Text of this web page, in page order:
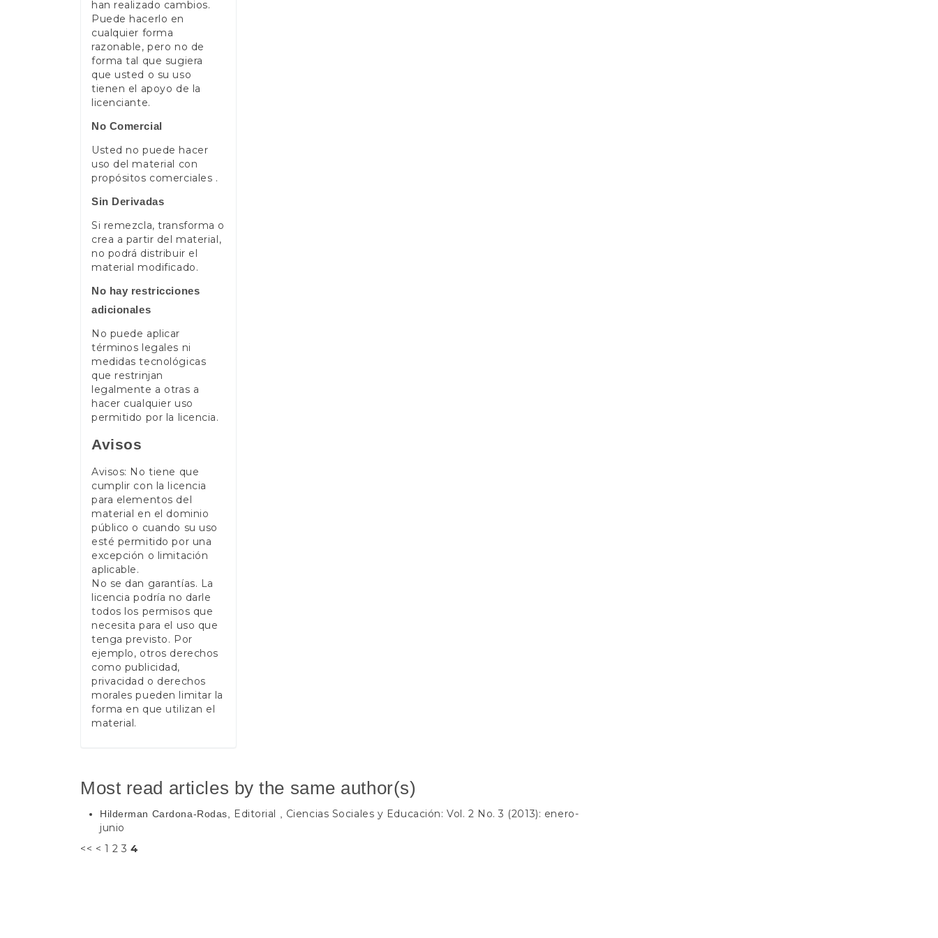
han realizado cambios.
Puede hacerlo en
cualquier forma
razonable, pero no de
forma tal que sugiera
que usted o su uso
tienen el apoyo de la
licenciante.
No Comercial
Usted no puede hacer
uso del material con
propósitos comerciales .
Sin Derivadas
Si remezcla, transforma o
crea a partir del material,
no podrá distribuir el
material modificado.
No hay restricciones
adicionales
No puede aplicar
términos legales ni
medidas tecnológicas
que restrinjan
legalmente a otras a
hacer cualquier uso
permitido por la licencia.
Avisos
Avisos: No tiene que
cumplir con la licencia
para elementos del
material en el dominio
público o cuando su uso
esté permitido por una
excepción o limitación
aplicable.
No se dan garantías. La
licencia podría no darle
todos los permisos que
necesita para el uso que
tenga previsto. Por
ejemplo, otros derechos
como publicidad,
privacidad o derechos
morales pueden limitar la
forma en que utilizan el
material.
Most read articles by the same author(s)
Hilderman Cardona-Rodas, Editorial
Ciencias Sociales y Educación: Vol. 2 No. 3 (2013): enero-
junio
<< < 1 2 3 4